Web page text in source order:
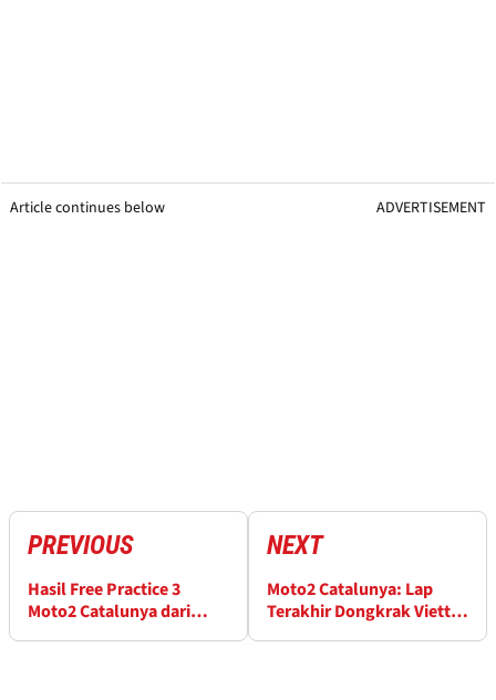
Article continues below ADVERTISEMENT
PREVIOUS
Hasil Free Practice 3
Moto2 Catalunya dari
NEXT
Moto2 Catalunya: Lap
Terakhir Dongkrak Vietti